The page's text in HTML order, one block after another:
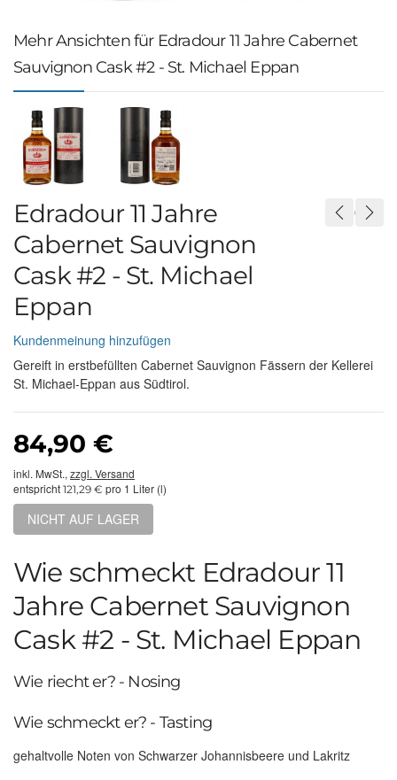
Mehr Ansichten für Edradour 11 Jahre Cabernet
Sauvignon Cask #2 - St. Michael Eppan
Edradour 11 Jahre
Cabernet Sauvignon
Cask #2 - St. Michael
Eppan
Kundenmeinung hinzufügen
Gereift in erstbefüllten Cabernet Sauvignon Fässern der Kellerei
St. Michael-Eppan aus Südtirol.
84,90 €
inkl. MwSt., zzgl. Versand
entspricht 121,29 € pro 1 Liter (l)
NICHT AUF LAGER
Wie schmeckt Edradour 11
Jahre Cabernet Sauvignon
Cask #2 - St. Michael Eppan
Wie riecht er? - Nosing
Wie schmeckt er? - Tasting
gehaltvolle Noten von Schwarzer Johannisbeere und Lakritz